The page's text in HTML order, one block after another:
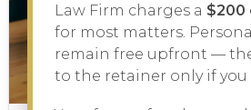
Law Firm charges a $200
for most matters.
remain free upfront —
to the retainer only if you